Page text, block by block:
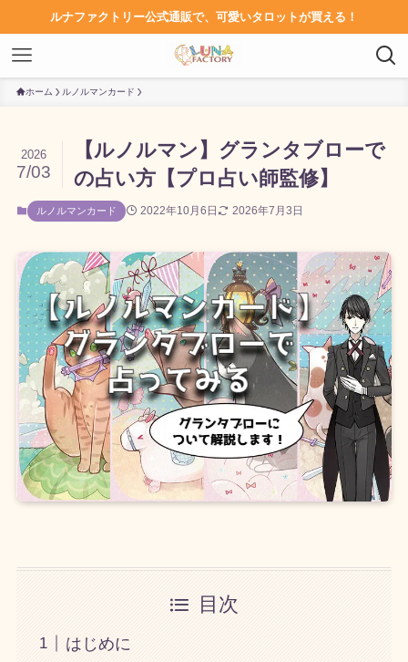
ルナファクトリー公式通販で、可愛いタロットが買える！
ホーム ルノルマンカード
【ルノルマン】グランタブローで
の占い方【プロ占い師監修】
2026
7/03
ルノルマンカード 2022年10月6日 2026年7月3日
目次
はじめに